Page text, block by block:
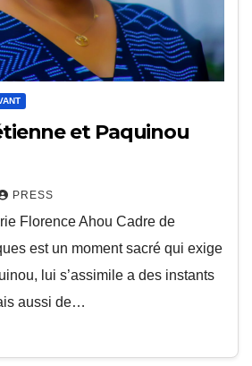
et Paquinou
PRESS
Florence Ahou Cadre de
est un moment sacré qui exige
lui s’assimile a des instants
aussi de…